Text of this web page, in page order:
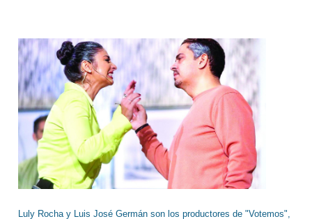
Luly Rocha y Luis José Germán son los productores de "Votemos",